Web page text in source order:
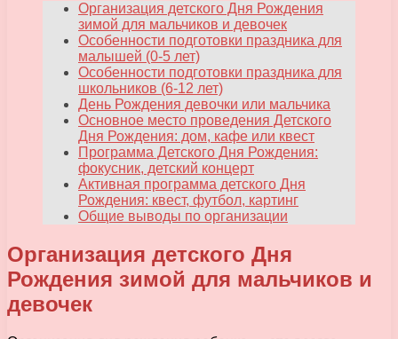
Организация детского Дня Рождения
зимой для мальчиков и девочек
Особенности подготовки праздника для
малышей (0-5 лет)
Особенности подготовки праздника для
школьников (6-12 лет)
День Рождения девочки или мальчика
Основное место проведения Детского
Дня Рождения: дом, кафе или квест
Программа Детского Дня Рождения:
фокусник, детский концерт
Активная программа детского Дня
Рождения: квест, футбол, картинг
Общие выводы по организации
Организация детского Дня
Рождения зимой для мальчиков и
девочек